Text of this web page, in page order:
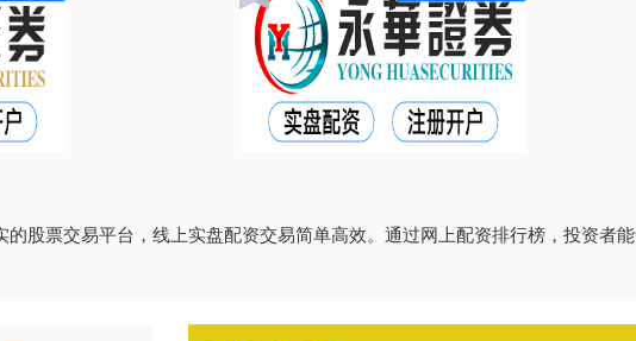
的股票交易平台，线上实盘配资交易简单高效。通过网上配资排行榜，投资者